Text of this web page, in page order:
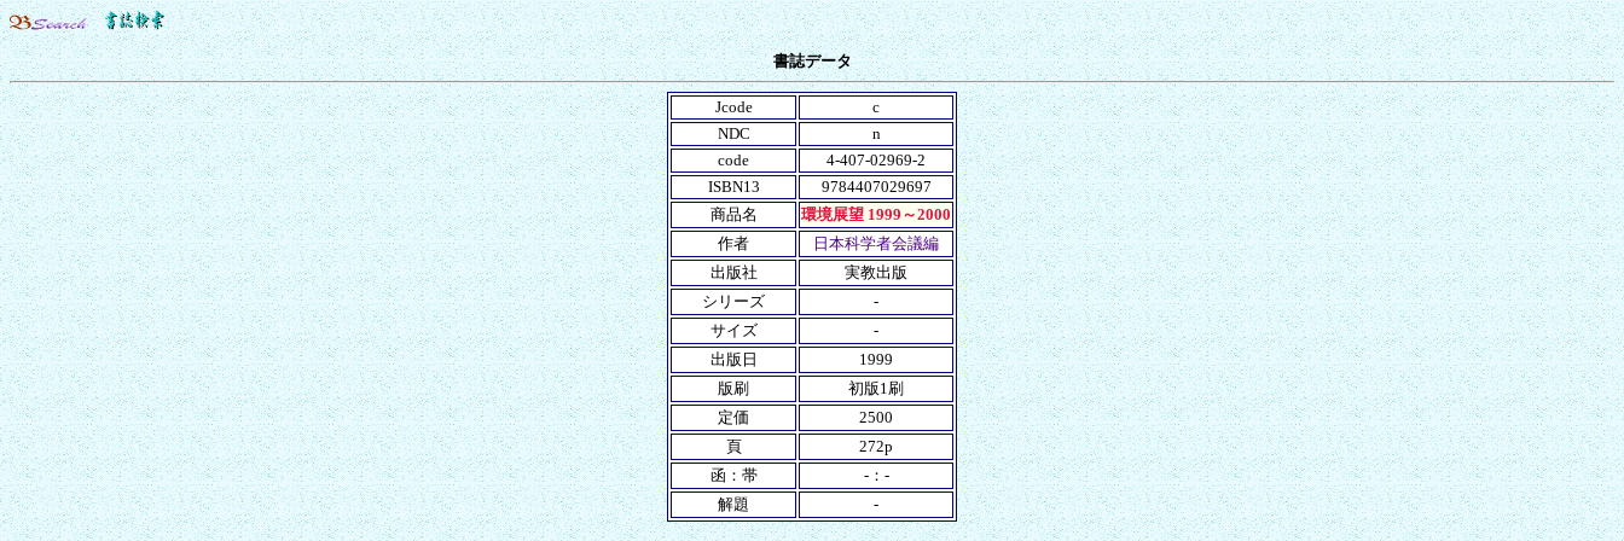
書誌データ
Jcode
c
NDC
n
code
4-407-02969-2
ISBN13
9784407029697
商品名
環境展望 1999～2000
作者
日本科学者会議編
出版社
実教出版
シリーズ
-
サイズ
-
出版日
1999
版刷
初版1刷
定価
2500
頁
272p
函：帯
-：-
解題
-